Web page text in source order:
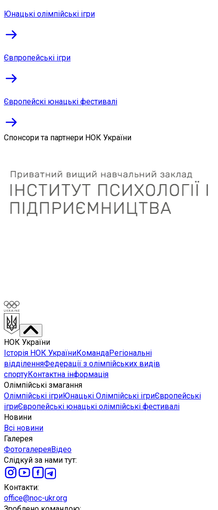
Юнацькі олімпійські ігри
Євпропейські ігри
Європейскі юнацькі фестивалі
Спонсори та партнери НОК України
НОК України
Історія НОК УкраїниКомандаРегіональні
відділенняФедерації з олімпійських видів
спортуКонтактна інформація
Олімпійські змагання
Олімпійські ігриЮнацькі Олімпійські ігриЄвропейські
ігриЄвропейські юнацькі олімпійські фестивалі
Новини
Всі новини
Галерея
ФотогалереяВідео
Слідкуй за нами тут:
Контакти:
office@noc-ukr.org